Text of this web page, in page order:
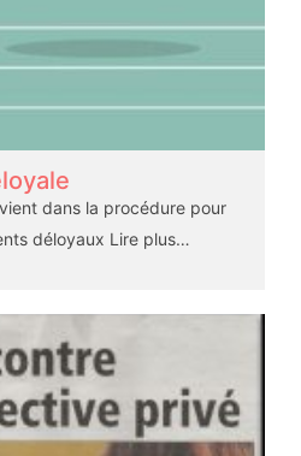
dans la procédure pour
déloyaux Lire plus…